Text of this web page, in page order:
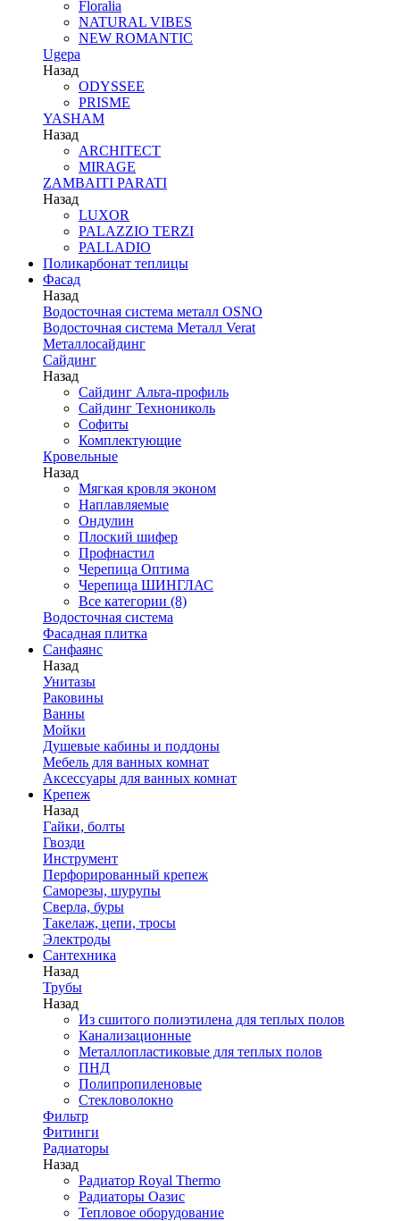
Floralia
NATURAL VIBES
NEW ROMANTIC
Ugepa
Назад
ODYSSEE
PRISME
YASHAM
Назад
ARCHITECT
MIRAGE
ZAMBAITI PARATI
Назад
LUXOR
PALAZZIO TERZI
PALLADIO
Поликарбонат теплицы
Фасад
Назад
Водосточная система металл OSNO
Водосточная система Металл Verat
Металлосайдинг
Сайдинг
Назад
Сайдинг Альта-профиль
Сайдинг Технониколь
Софиты
Комплектующие
Кровельные
Назад
Мягкая кровля эконом
Наплавляемые
Ондулин
Плоский шифер
Профнастил
Черепица Оптима
Черепица ШИНГЛАС
Все категории (8)
Водосточная система
Фасадная плитка
Санфаянс
Назад
Унитазы
Раковины
Ванны
Мойки
Душевые кабины и поддоны
Мебель для ванных комнат
Аксессуары для ванных комнат
Крепеж
Назад
Гайки, болты
Гвозди
Инструмент
Перфорированный крепеж
Саморезы, шурупы
Сверла, буры
Такелаж, цепи, тросы
Электроды
Сантехника
Назад
Трубы
Назад
Из сшитого полиэтилена для теплых полов
Канализационные
Металлопластиковые для теплых полов
ПНД
Полипропиленовые
Стекловолокно
Фильтр
Фитинги
Радиаторы
Назад
Радиатор Royal Thermo
Радиаторы Оазис
Тепловое оборудование